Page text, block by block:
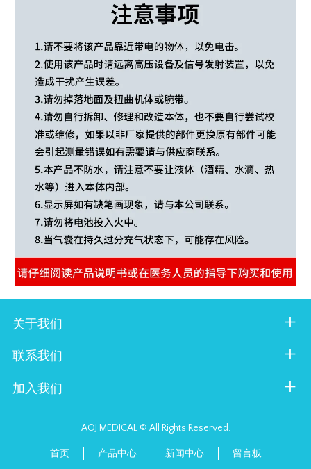
关于我们
联系我们
加入我们
AOJ MEDICAL © All Rights Reserved.
首页 产品中心 新闻中心 留言板